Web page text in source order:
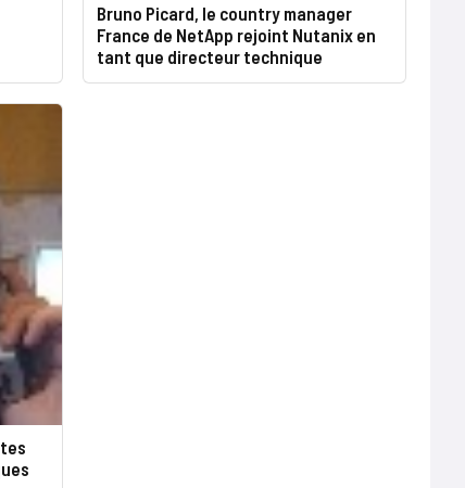
Bruno Picard, le country manager
France de NetApp rejoint Nutanix en
tant que directeur technique